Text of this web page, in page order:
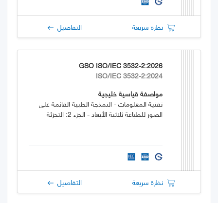
نظرة سريعة التفاصيل
GSO ISO/IEC 3532-2:2026
ISO/IEC 3532-2:2024
مواصفة قياسية خليجية
تقنية المعلومات - النمذجة الطبية القائمة على
الصور للطباعة ثلاثية الأبعاد - الجزء 2: التجزئة
نظرة سريعة التفاصيل